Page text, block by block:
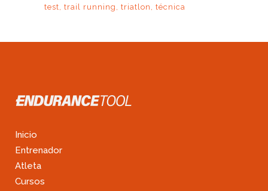
test trail running triatlon técnica
Inicio
Entrenador
Atleta
Cursos